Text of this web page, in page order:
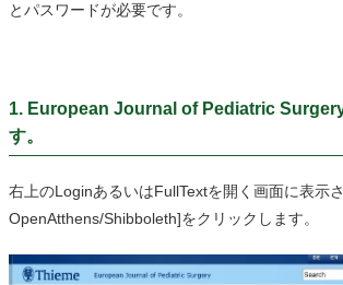
とパスワードが必要です。
1. European Journal of Pediatric
す。
右上のLoginあるいはFullTextを開く画面に表示
OpenAtthens/Shibboleth]をクリックします。